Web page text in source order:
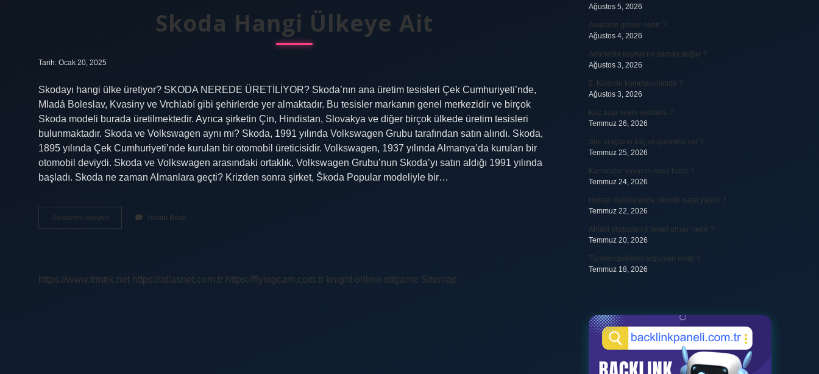
Skoda Hangi Ülkeye Ait
Tarih: Ocak 20, 2025
Skodayı hangi ülke üretiyor? SKODA NEREDE ÜRETİLİYOR? Skoda’nın ana üretim tesisleri Çek Cumhuriyeti’nde,
Mladá Boleslav, Kvasiny ve Vrchlabí gibi şehirlerde yer almaktadır. Bu tesisler markanın genel merkezidir ve birçok
Skoda modeli burada üretilmektedir. Ayrıca şirketin Çin, Hindistan, Slovakya ve diğer birçok ülkede üretim tesisleri
bulunmaktadır. Skoda ve Volkswagen aynı mı? Skoda, 1991 yılında Volkswagen Grubu tarafından satın alındı. Skoda,
1895 yılında Çek Cumhuriyeti’nde kurulan bir otomobil üreticisidir. Volkswagen, 1937 yılında Almanya’da kurulan bir
otomobil deviydi. Skoda ve Volkswagen arasındaki ortaklık, Volkswagen Grubu’nun Skoda’yı satın aldığı 1991 yılında
başladı. Skoda ne zaman Almanlara geçti? Krizden sonra şirket, Škoda Popular modeliyle bir…
Devamını okuyun
Hangi
Yorum Bırak
https://www.frmtrk.net https://atlasnet.com.tr https://flyingcam.com.tr knight online nttgame Sitemap
Ağustos 5, 2026
Avarların görevi nedir ?
Ağustos 4, 2026
Adana’da kuyruk ne zaman doğar ?
Ağustos 3, 2026
5. Kolordu komutanı kimdir ?
Ağustos 3, 2026
Koç başı neyin sembolü ?
Temmuz 26, 2026
Sıfır araçların kaç yıl garantisi var ?
Temmuz 25, 2026
Karıncalar yuvasını nasıl bulur ?
Temmuz 24, 2026
Hesap makinesinde iskonto nasıl yapılır ?
Temmuz 22, 2026
Ahlaki oluşturan 4 temel unsur nedir ?
Temmuz 20, 2026
Tümdengelimsel argüman nedir ?
Temmuz 18, 2026